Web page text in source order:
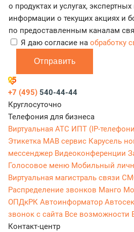
о продуктах и услугах,
информации о текущих акциях и
по предоставленным каналам
Я даю согласие на обработку
Отправить
+7 (495) 540-44-44
Круглосуточно
Телефония для бизнеса
Виртуальная АТС ИПТ (IP-
Этикетка МАВ сервис Карусель
мессенджер Видеоконференции
Голосовое меню Мобильный
Виртуальная магистраль связи
Распределение звонков Манго
ОПДкРК Автоинформатор
звонок с сайта Все возможности
Контакт-центр